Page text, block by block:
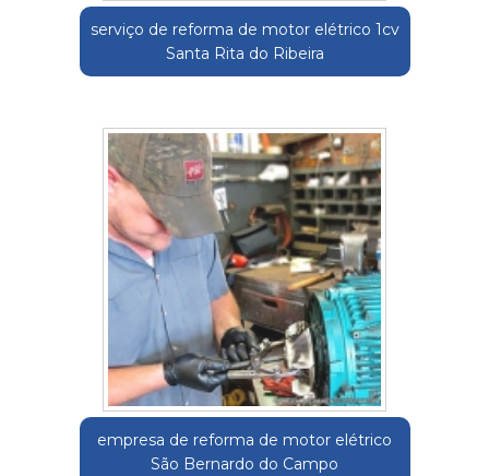
serviço de reforma de motor elétrico 1cv
Santa Rita do Ribeira
empresa de reforma de motor elétrico
São Bernardo do Campo